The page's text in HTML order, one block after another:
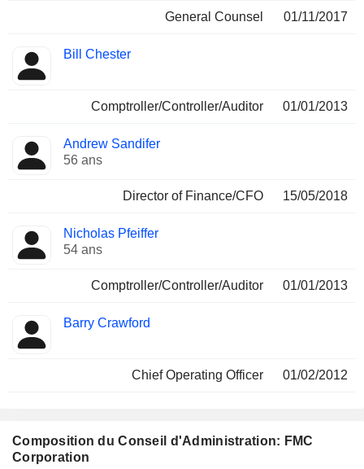
General Counsel 01/11/2017
Bill Chester
Comptroller/Controller/Auditor 01/01/2013
Andrew Sandifer
56 ans
Director of Finance/CFO 15/05/2018
Nicholas Pfeiffer
54 ans
Comptroller/Controller/Auditor 01/01/2013
Barry Crawford
Chief Operating Officer 01/02/2012
Composition du Conseil d'Administration: FMC
Corporation